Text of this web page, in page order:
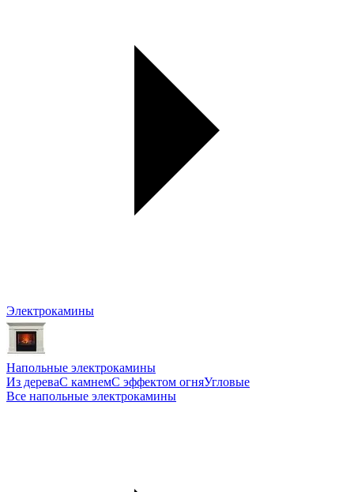
Электрокамины
Напольные электрокамины
Из дереваС камнемС эффектом огняУгловые
Все напольные электрокамины